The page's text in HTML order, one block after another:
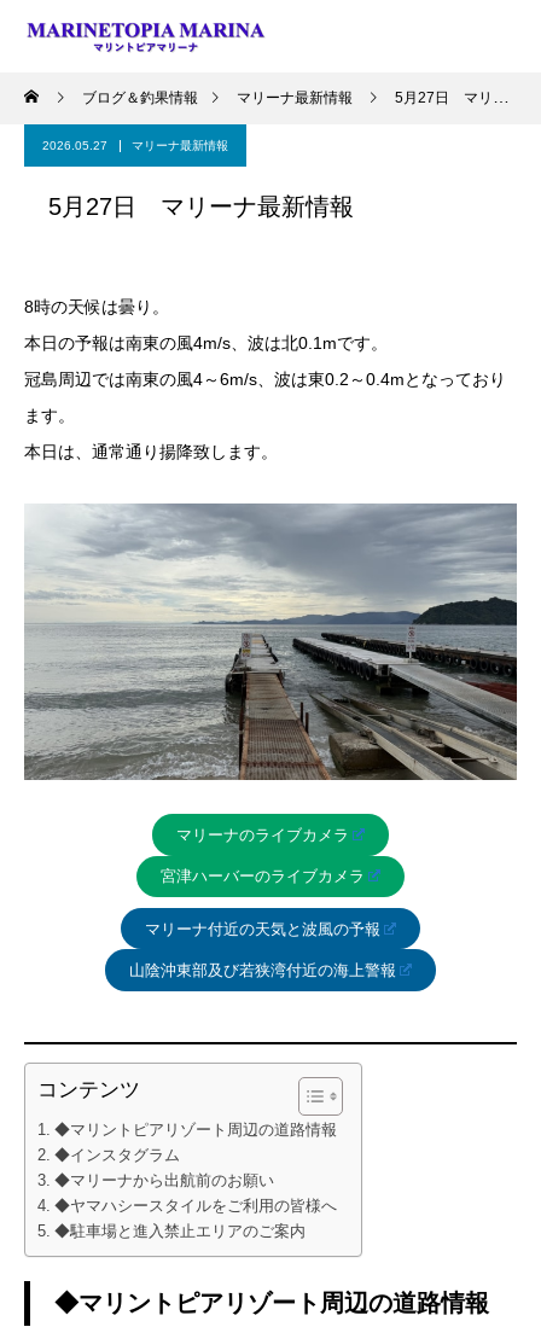
ブログ＆釣果情報 マリーナ最新情報 5月27日 マリーナ最新情報
2026.05.27 マリーナ最新情報
5月27日 マリーナ最新情報
8時の天候は曇り。
本日の予報は南東の風4m/s、波は北0.1mです。
冠島周辺では南東の風4～6m/s、波は東0.2～0.4mとなっており
ます。
本日は、通常通り揚降致します。
マリーナのライブカメラ
宮津ハーバーのライブカメラ
マリーナ付近の天気と波風の予報
山陰沖東部及び若狭湾付近の海上警報
コンテンツ
◆マリントピアリゾート周辺の道路情報
◆インスタグラム
◆マリーナから出航前のお願い
◆ヤマハシースタイルをご利用の皆様へ
◆駐車場と進入禁止エリアのご案内
◆マリントピアリゾート周辺の道路情報